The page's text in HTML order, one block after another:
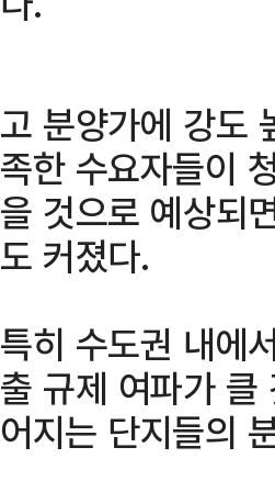
고 분양가에 강도
족한 수요자들이
을 것으로 예상되
도 커졌다.
특히 수도권 내에
출 규제 여파가 클
어지는 단지들의